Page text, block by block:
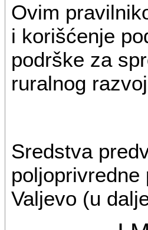
Ovim
i korišćenje
podrške za
ruralnog
Sredstva
Valjevo (u